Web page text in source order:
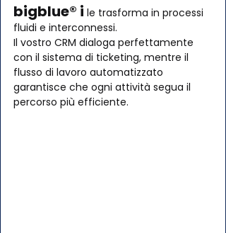
bigblue® i le trasforma in processi
fluidi e interconnessi.
Il vostro CRM dialoga perfettamente
con il sistema di ticketing, mentre il
flusso di lavoro automatizzato
garantisce che ogni attività segua il
percorso più efficiente.